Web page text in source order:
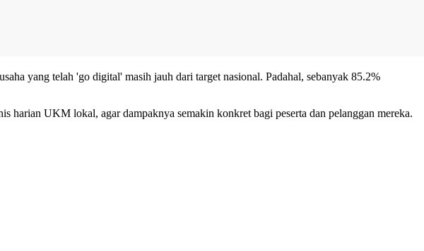
yang telah 'go digital' masih jauh dari target nasional. Padahal, sebanyak 85.2%
harian UKM lokal, agar dampaknya semakin konkret bagi peserta dan pelanggan mereka.